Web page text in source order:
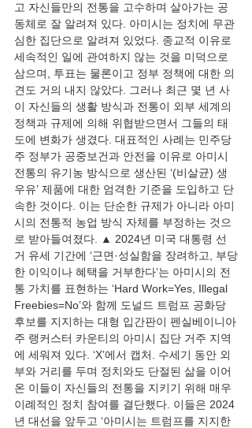
고 자신들만의 전통을 고수하며 살아가는 공
동체로 잘 알려져 있다. 아미시는 정치에 무관
심한 집단으로 알려져 있었다. 종교적 이유로
세속적인 일에 관여하지 않는 것을 미덕으로
삼으며, 투표는 물론이고 정부 정책에 대한 의
견도 거의 내지 않았다. 그러나 최근 몇 년 사
이 자신들의 생활 방식과 전통이 외부 세계의
정책과 규제에 의해 위협받으면서 그들의 태
도에 변화가 생겼다. 대표적인 사례는 민주당
주 정부가 공중보건과 안전을 이유로 아미시
전통의 유기농 방식으로 생산된 ‘(비살균) 생
우유’ 제품에 대한 엄격한 기준을 도입하고 단
속한 것이다. 이는 단순한 규제가 아니라 아미
시의 전통적 농업 방식 자체를 부정하는 것으
로 받아들여졌다. ▲ 2024년 미국 대통령 선
거 유세 기간에 ‘근면·성실함을 장려하고, 부당
한 이익이나 혜택을 거부한다’는 아미시의 전
통 가치를 표현하는 ‘Hard Work=Yes, Illegal
Freebies=No’와 함께 도널드 트럼프 공화당
후보를 지지하는 대형 입간판이 펜실베이니아
주 랭커스터 카운티의 아미시 집단 거주 지역
에 세워져 있다. ‘X’에서 캡처. 수세기 동안 외
부와 거리를 두며 정치와도 단절된 삶을 이어
온 이들이 자신들의 전통을 지키기 위해 매우
이례적인 정치 참여를 결단했다. 이들은 2024
년 대선을 앞두고 ‘아미시는 트럼프를 지지한